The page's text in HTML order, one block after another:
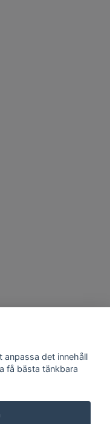
anpassa det innehåll
få bästa tänkbara